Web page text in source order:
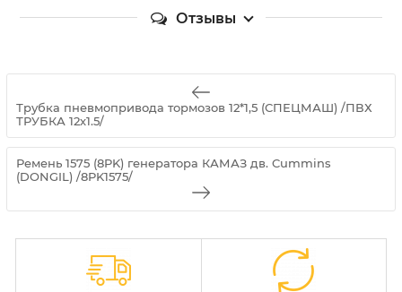
Отзывы
Трубка пневмопривода тормозов 12*1,5 (СПЕЦМАШ) /ПВХ
ТРУБКА 12х1.5/
Ремень 1575 (8PK) генератора КАМАЗ дв. Cummins
(DONGIL) /8PK1575/